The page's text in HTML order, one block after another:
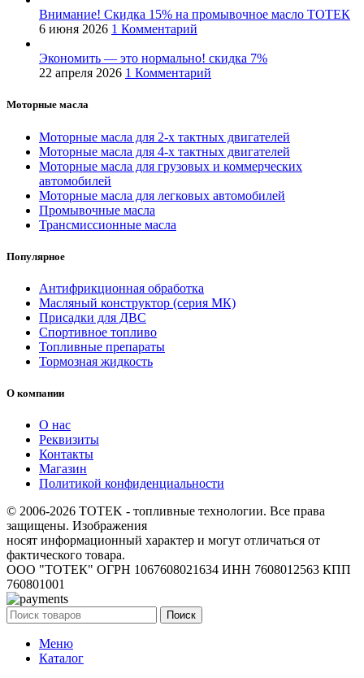
Внимание! Скидка 15% на промывочное масло ТОТЕК
6 июня 2026 1 Комментарий
Экономить — это нормально! скидка 7%
22 апреля 2026 1 Комментарий
Моторные масла
Моторные масла для 2-х тактных двигателей
Моторные масла для 4-х тактных двигателей
Моторные масла для грузовых и коммерческих
автомобилей
Моторные масла для легковых автомобилей
Промывочные масла
Трансмиссионные масла
Популярное
Антифрикционная обработка
Масляный конструктор (серия МК)
Присадки для ДВС
Спортивное топливо
Топливные препараты
Тормозная жидкость
О компании
О нас
Реквизиты
Контакты
Магазин
Политикой конфиденциальности
© 2006-2026 TOTEK - топливные технологии. Все права
защищены. Изображения
носят информационный характер и могут отличаться от
фактического товара.
ООО "ТОТЕК" ОГРН 1067608021634 ИНН 7608012563 КПП
760801001
Поиск
Меню
Каталог